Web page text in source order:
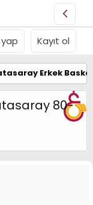
Kayıt ol
Erkek
80-